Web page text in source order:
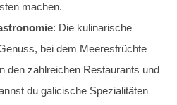
machen.
: Die kulinarische
bei dem Meeresfrüchte
den zahlreichen Restaurants und
du galicische Spezialitäten